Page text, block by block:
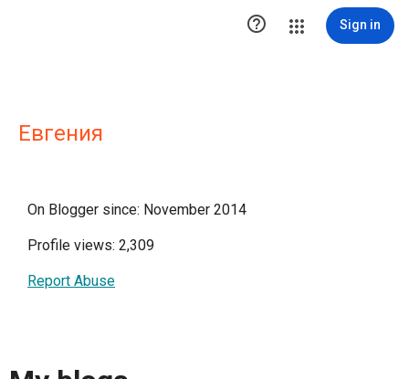
 Sign in
Евгения
On Blogger since: November 2014
Profile views: 2,309
Report Abuse